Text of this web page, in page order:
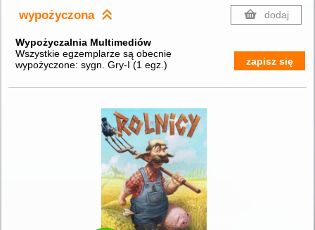
wypożyczona dodaj
Wypożyczalnia Multimediów
Wszystkie egzemplarze są obecnie
wypożyczone: sygn. Gry-I (1 egz. ) zapisz się